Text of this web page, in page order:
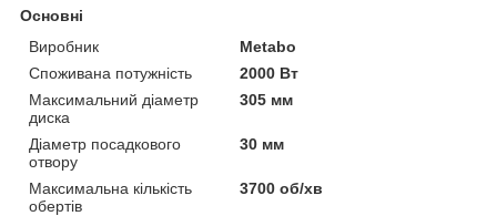
Основні
Виробник
Metabo
Споживана потужність
2000 Вт
Максимальний діаметр
диска
305 мм
Діаметр посадкового
отвору
30 мм
Максимальна кількість
обертів
3700 об/хв